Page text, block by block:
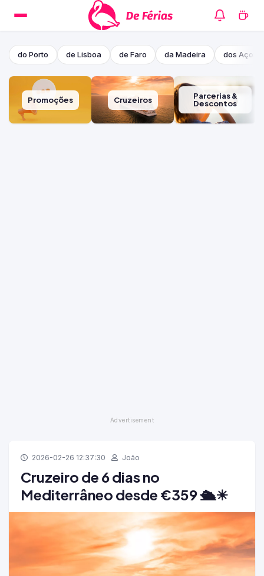
do Porto de Lisboa de Faro da Madeira dos
Promoções Cruzeiros
Parcerias &
Descontos
2026-02-26 12:37:30 João
Cruzeiro de 6 dias no
Mediterrâneo desde €359 🛳️☀